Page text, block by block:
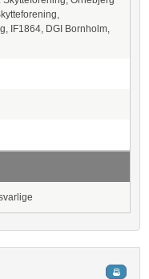
IF1864, DGI Bornholm,